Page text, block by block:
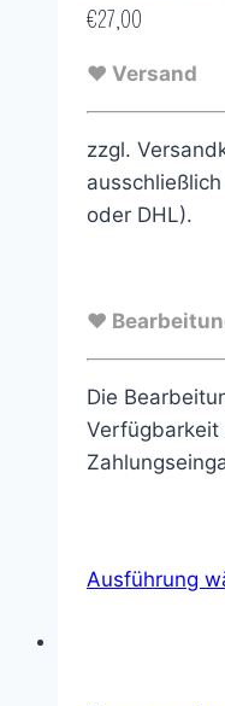
€27,00
♥ Versand
zzgl.
oder DHL).
♥
Die
Verfügbarkeit
Ausführung